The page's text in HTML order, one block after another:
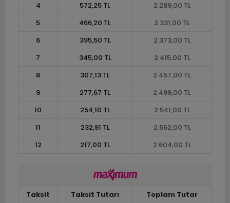
4
572,25 TL
2.289,00 TL
5
466,20 TL
2.331,00 TL
6
395,50 TL
2.373,00 TL
7
345,00 TL
2.415,00 TL
8
307,13 TL
2.457,00 TL
9
277,67 TL
2.499,00 TL
10
254,10 TL
2.541,00 TL
11
232,91 TL
2.562,00 TL
12
217,00 TL 2.604,00 TL
Taksit Taksit Tutarı
Toplam Tutar